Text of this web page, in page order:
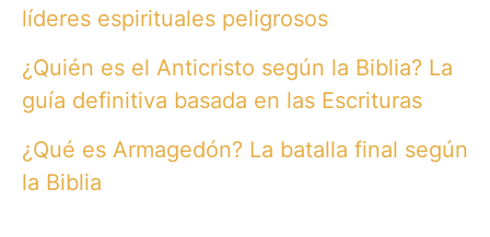
líderes espirituales peligrosos
¿Quién es el Anticristo según la Biblia? La
guía definitiva basada en las Escrituras
¿Qué es Armagedón? La batalla final según
la Biblia